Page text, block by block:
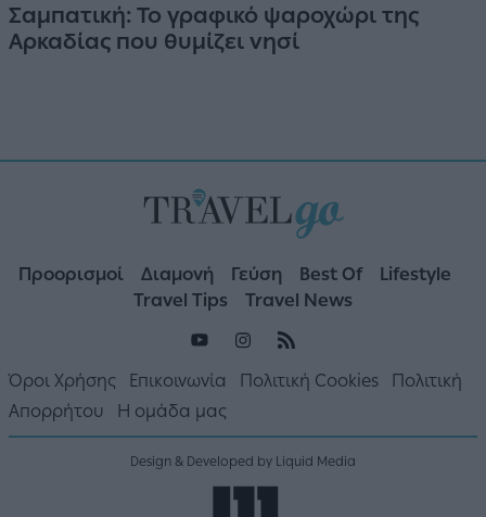
Σαμπατική: Το γραφικό ψαροχώρι της
Αρκαδίας που θυμίζει νησί
Προορισμοί Διαμονή Γεύση Best Of
Lifestyle
Travel Tips
Travel News
Όροι Χρήσης Επικοινωνία Πολιτική Cookies
Πολιτική
Απορρήτου
Η ομάδα μας
Design & Developed by Liquid Media